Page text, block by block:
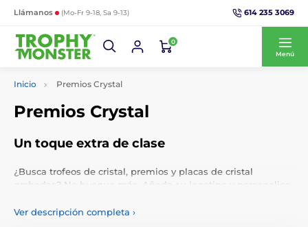
Llámanos (Mo-Fr 9-18, Sa 9-13) 614 235 3069
0
Menú
Inicio Premios Crystal
Premios Crystal
Un toque extra de clase
¿Busca trofeos de cristal, premios y placas de cristal
grabadas? No busque más. Añada su logotipo y personalice
Recompense a estudiantes y profesionales con bonitos
Ver descripción completa ›